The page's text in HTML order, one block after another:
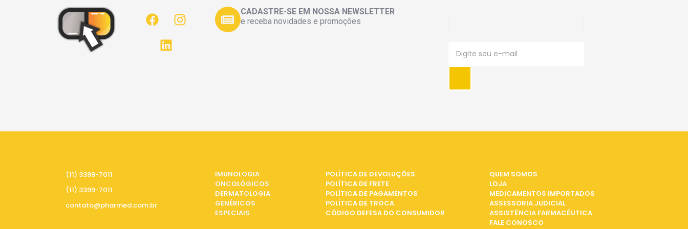
CADASTRE-SE EM NOSSA NEWSLETTER
e receba novidades e promoções
(11) 3399-7011
(11) 3399-7011
contato@pharmed.com.br
IMUNOLOGIA
ONCOLÓGICOS
DERMATOLOGIA
GENÉRICOS
ESPECIAIS
POLÍTICA DE DEVOLUÇÕES
POLÍTICA DE FRETE
POLÍTICA DE PAGAMENTOS
POLÍTICA DE TROCA
CÓDIGO DEFESA DO CONSUMIDOR
QUEM SOMOS
LOJA
MEDICAMENTOS IMPORTADOS
ASSESSORIA JUDICIAL
ASSISTÊNCIA FARMACÊUTICA
FALE CONOSCO